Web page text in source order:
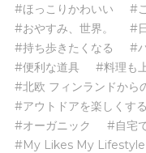
#ほっこりかわいい
#
#おやすみ、世界。
#
#持ち歩きたくなる
#
#便利な道具
#料理も
#北欧 フィンランドから
#アウトドアを楽しくする
#オーガニック
#自宅
#My Likes My Lifestyle